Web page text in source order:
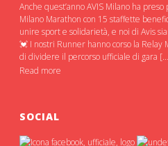
Anche quest’anno AVIS Milano ha
Milano Marathon con 15 staffette
unire sport e solidarietà, e noi di Avis
💓 I nostri Runner hanno corso la
di dividere il percorso ufficiale di gara
Read more
SOCIAL